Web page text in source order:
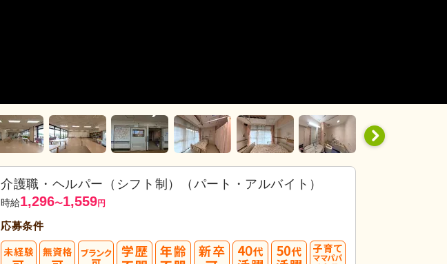
介護職・ヘルパー（シフト制）（パート・アルバイト）
時給1,296〜1,559円
応募条件